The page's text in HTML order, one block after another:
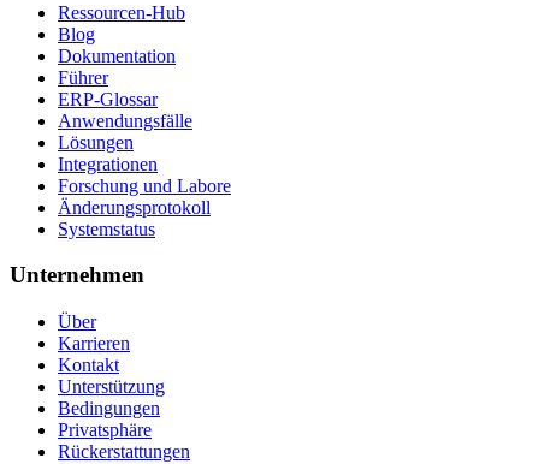
Ressourcen-Hub
Blog
Dokumentation
Führer
ERP-Glossar
Anwendungsfälle
Lösungen
Integrationen
Forschung und Labore
Änderungsprotokoll
Systemstatus
Unternehmen
Über
Karrieren
Kontakt
Unterstützung
Bedingungen
Privatsphäre
Rückerstattungen